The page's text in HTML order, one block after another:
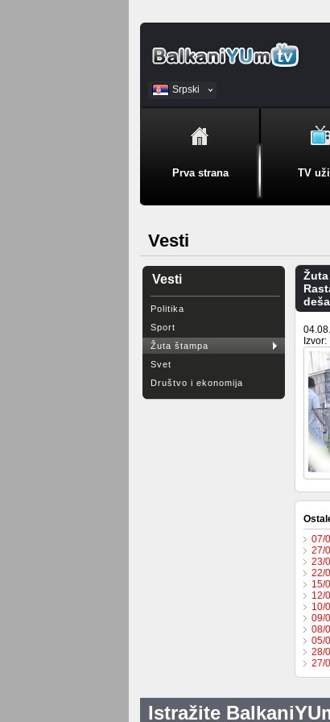
Srpski
BiH
Prva strana TV
Vesti
Vesti
Politika
Sport
Žuta štampa
Svet
Društvo i ekonomija
Izvor:
07/
27/
23/
22/
15/
12/
10/
09/
08/
05/
28/
27/
Istražite